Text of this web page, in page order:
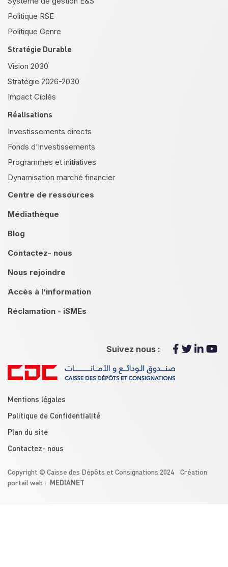
Politique RSE
Politique Genre
Stratégie Durable
Vision 2030
Stratégie 2026-2030
Impact Ciblés
Réalisations
Investissements directs
Fonds d'investissements
Programmes et initiatives
Dynamisation marché financier
Centre de ressources
Médiathèque
Blog
Contactez- nous
Nous rejoindre
Accès à l’information
Réclamation - iSMEs
Suivez nous :
Mentions légales
Politique de Confidentialité
Plan du site
Contactez- nous
Copyright © Caisse des Dépôts et Consignations 2024 Création
portail web : MEDIANET